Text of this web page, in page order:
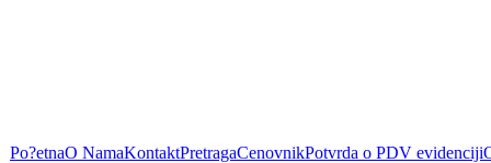
Po?etnaO NamaKontaktPretragaCenovnikPotvrda o PDV evidenciji